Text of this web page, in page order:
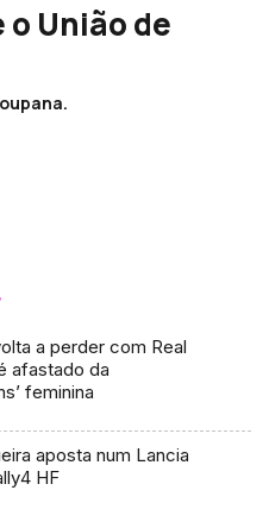
União de
a perder com Real
afastado da
feminina
aposta num Lancia
HF